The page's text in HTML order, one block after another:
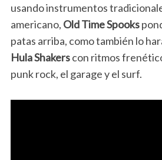
usando instrumentos
americano, Old Time Spooks
patas arriba, como también lo
Hula Shakerscon ritmos
punk rock, el garage y el surf.